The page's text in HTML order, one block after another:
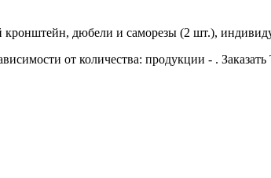
дюбели и саморезы (2 шт.),
от количества: продукции - . Заказать